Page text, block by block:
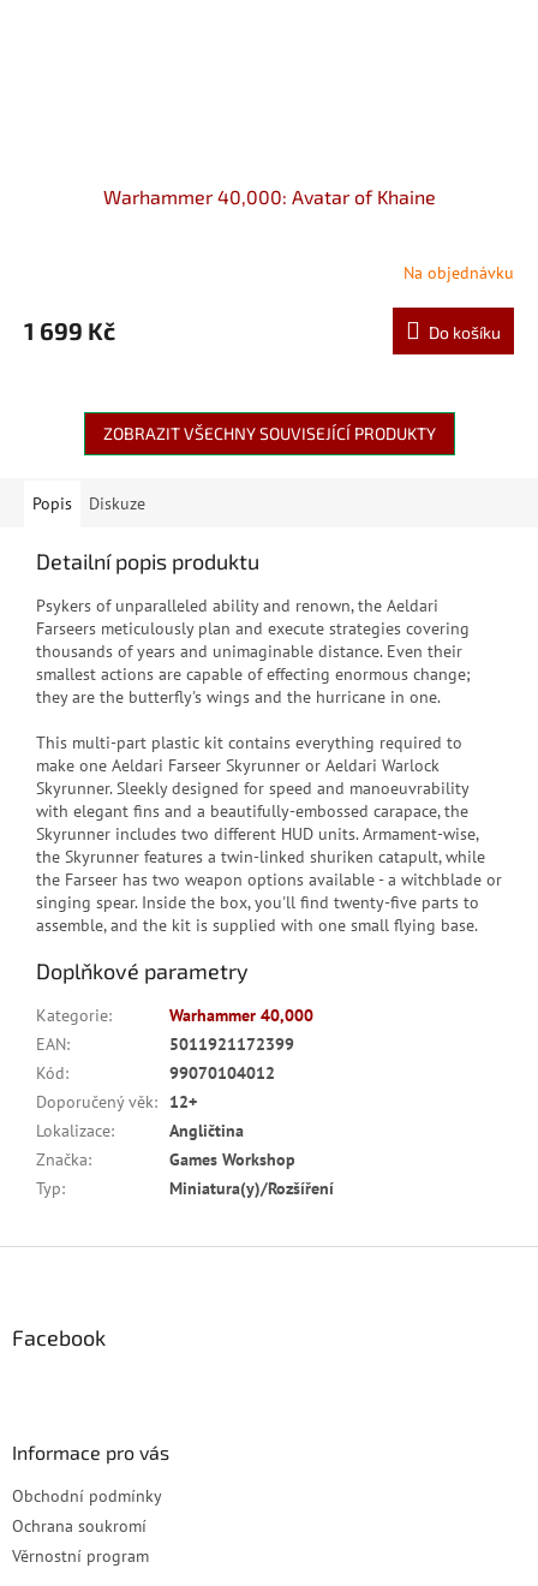
Warhammer 40,000: Avatar of Khaine
Na objednávku
1 699 Kč Do košíku
ZOBRAZIT VŠECHNY SOUVISEJÍCÍ PRODUKTY
Popis Diskuze
Detailní popis produktu
Psykers of unparalleled ability and renown, the Aeldari
Farseers meticulously plan and execute strategies covering
thousands of years and unimaginable distance. Even their
smallest actions are capable of effecting enormous change;
they are the butterfly's wings and the hurricane in one.
This multi-part plastic kit contains everything required to
make one Aeldari Farseer Skyrunner or Aeldari Warlock
Skyrunner. Sleekly designed for speed and manoeuvrability
with elegant fins and a beautifully-embossed carapace, the
Skyrunner includes two different HUD units. Armament-wise,
the Skyrunner features a twin-linked shuriken catapult, while
the Farseer has two weapon options available - a witchblade or
singing spear. Inside the box, you'll find twenty-five parts to
assemble, and the kit is supplied with one small flying base.
Doplňkové parametry
Kategorie:
Warhammer 40,000
EAN:
5011921172399
Kód:
99070104012
Doporučený věk:
12+
Lokalizace:
Angličtina
Značka:
Games Workshop
Typ: Miniatura(y)/Rozšíření
Facebook
Informace pro vás
Obchodní podmínky
Ochrana soukromí
Věrnostní program